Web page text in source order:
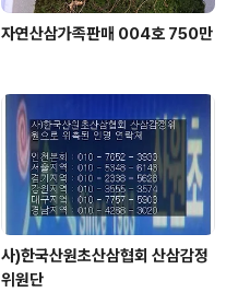
자연산삼가족판매 004호 750만
사)한국산원초산삼협회 산삼감정
위원단